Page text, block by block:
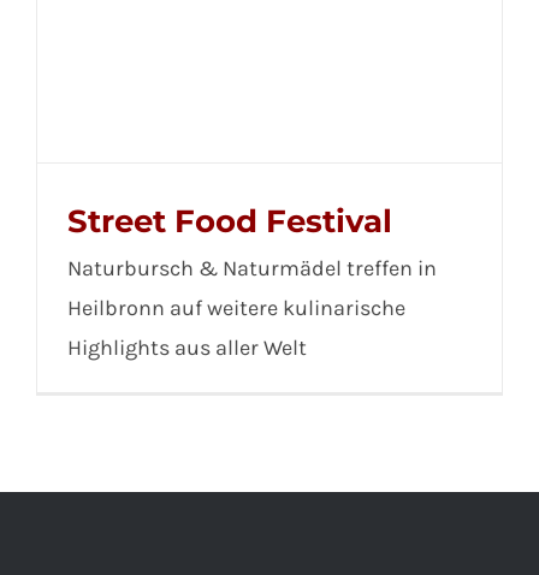
Street Food Festival
Naturbursch & Naturmädel treffen in
Heilbronn auf weitere kulinarische
Highlights aus aller Welt